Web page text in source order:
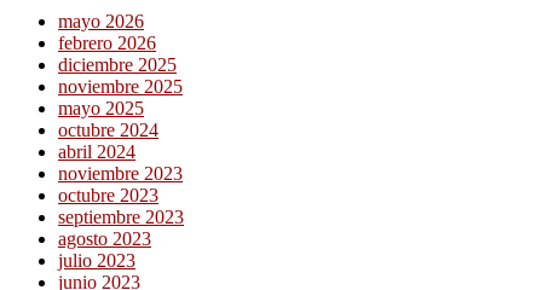
mayo 2026
febrero 2026
diciembre 2025
noviembre 2025
mayo 2025
octubre 2024
abril 2024
noviembre 2023
octubre 2023
septiembre 2023
agosto 2023
julio 2023
junio 2023